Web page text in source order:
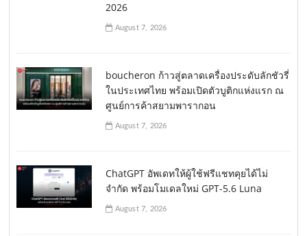
2026
August 7, 2026
boucheron ก้าวสู่ตลาดเครื่องประดับลักชัวรี่
ในประเทศไทย พร้อมเปิดตัวบูติกแห่งแรก ณ
ศูนย์การค้าสยามพารากอน
August 7, 2026
ChatGPT อัพเดทให้ผู้ใช้ฟรีแชทคุยได้ไม่
จำกัด พร้อมโมเดลใหม่ GPT-5.6 Luna
August 7, 2026